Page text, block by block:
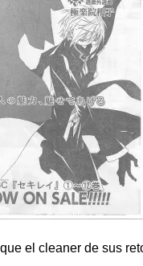
el cleaner de sus